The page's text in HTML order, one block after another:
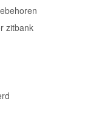
zitbank